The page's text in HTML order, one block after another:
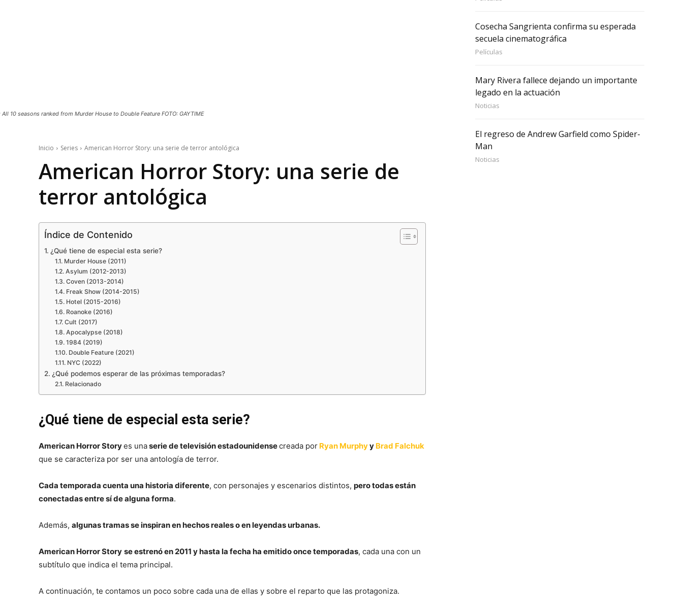
10 seasons ranked from Murder House to Double Feature FOTO: GAYTIME
Inicio Series American Horror Story: una serie de terror antológica
American Horror Story: una serie de
terror antológica
Índice de Contenido
¿Qué tiene de especial esta serie?
Murder House (2011)
Asylum (2012-2013)
Coven (2013-2014)
Freak Show (2014-2015)
Hotel (2015-2016)
Roanoke (2016)
Cult (2017)
Apocalypse (2018)
1984 (2019)
Double Feature (2021)
NYC (2022)
¿Qué podemos esperar de las próximas temporadas?
Relacionado
¿Qué tiene de especial esta serie?
American Horror Storyes unaserie de televisión estadounidensecreada por Ryan Murphyy Brad Falchuk
que se caracteriza por ser una antología de terror.
Cada temporada cuenta una historia diferente, con personajes y escenarios distintos, pero todas están
conectadas entre sí de alguna forma.
Además, algunas tramas se inspiran en hechos reales o en leyendas urbanas.
American Horror Story se estrenó en 2011 y hasta la fecha ha emitido once temporadas, cada una con un
subtítulo que indica el tema principal.
A continuación, te contamos un poco sobre cada una de ellas y sobre el reparto que las protagoniza.
Cosecha Sangrienta confirma su esperada
secuela cinematográfica
Películas
Mary Rivera fallece dejando un importante
legado en la actuación
Noticias
El regreso de Andrew Garfield como Spider-
Man
Noticias